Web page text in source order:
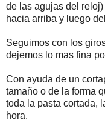
de las agujas del
hacia arriba y luego
Seguimos con los
dejemos lo mas fina
Con ayuda de un
tamaño o de la forma
toda la pasta cortada,
hora.